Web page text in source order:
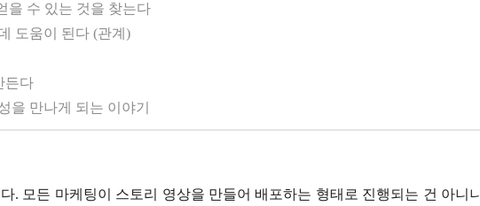
을 수 있는 것을 찾는다
도움이 된다 (관계)
든다
을 만나게 되는 이야기
. 모든 마케팅이 스토리 영상을 만들어 배포하는 형태로 진행되는 건 아니니